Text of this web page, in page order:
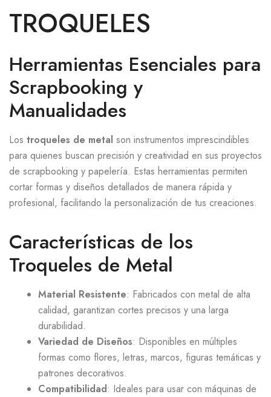
TROQUELES
Herramientas Esenciales para
Scrapbooking y
Manualidades
Los troqueles de metal son instrumentos imprescindibles
para quienes buscan precisión y creatividad en sus proyectos
de scrapbooking y papelería. Estas herramientas permiten
cortar formas y diseños detallados de manera rápida y
profesional, facilitando la personalización de tus creaciones.
Características de los
Troqueles de Metal
Material Resistente: Fabricados con metal de alta
calidad, garantizan cortes precisos y una larga
durabilidad.
Variedad de Diseños: Disponibles en múltiples
formas como flores, letras, marcos, figuras temáticas y
patrones decorativos.
Compatibilidad: Ideales para usar con máquinas de